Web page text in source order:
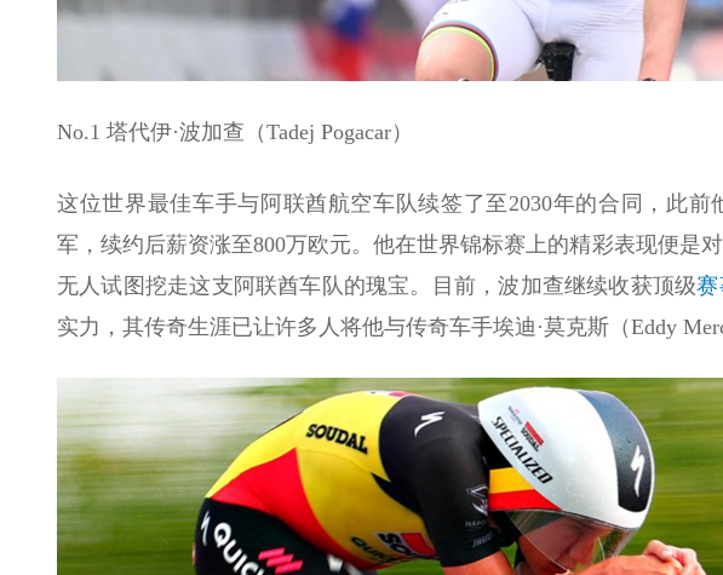
No.1 塔代伊·波加查（Tadej Pogacar）
这位世界最佳车手与阿联酋航空车队续签了至2030年的合同，此前
军，续约后薪资涨至800万欧元。他在世界锦标赛上的精彩表现便是
无人试图挖走这支阿联酋车队的瑰宝。目前，波加查继续收获顶级赛
实力，其传奇生涯已让许多人将他与传奇车手埃迪·莫克斯（Eddy